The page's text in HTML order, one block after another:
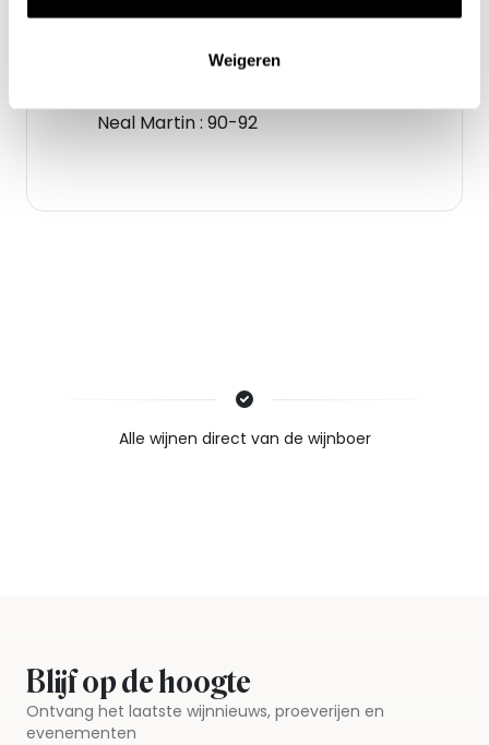
Weigeren
met een boter of roomsaus.
Neal Martin : 90-92
Nieuws & inspiratie in Vineé Vineuse
Alle wijnen direct van de wijnboer
Blijf op de hoogte
Ontvang het laatste wijnnieuws, proeverijen en
evenementen